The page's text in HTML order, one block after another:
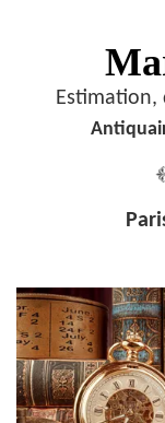
Estimation,